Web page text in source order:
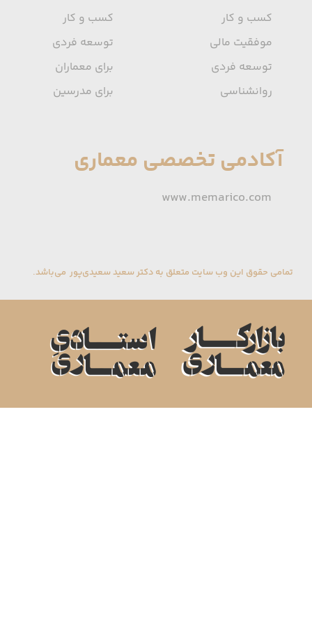
کسب و کار
موفقیت مالی
توسعه فردی
روانشناسی
آکادمی تخصصی معماری
www.memarico.com
تمامی حقوق این وب سایت متعلق به دکتر سعید سعیدی‌پور می‌باشد.
کسب و کار
توسعه فردی
برای معماران
برای مدرسین